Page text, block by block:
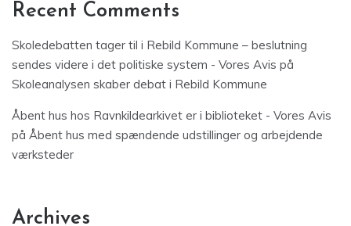
Recent Comments
Skoledebatten tager til i Rebild Kommune – beslutning
sendes videre i det politiske system - Vores Avis på
Skoleanalysen skaber debat i Rebild Kommune
Åbent hus hos Ravnkildearkivet er i biblioteket - Vores Avis
på Åbent hus med spændende udstillinger og arbejdende
værksteder
Archives